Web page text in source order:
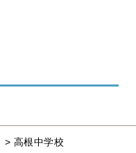
> 高根中学校